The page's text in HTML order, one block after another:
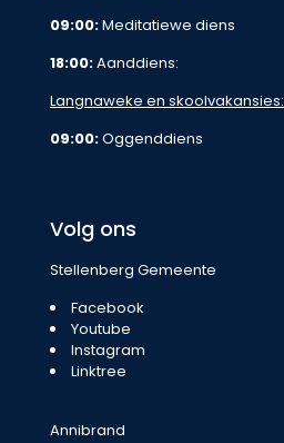
09:00:Meditatiewe diens
18:00:Aanddiens:
Langnaweke en skoolvakansies:
09:00:Oggenddiens
Volg ons
Stellenberg Gemeente
Facebook
Youtube
Instagram
Linktree
Annibrand